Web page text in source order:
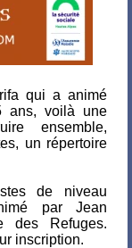
qui a animé
ans, voilà une
ensemble,
un répertoire
de niveau
par Jean
des Refuges.
inscription.